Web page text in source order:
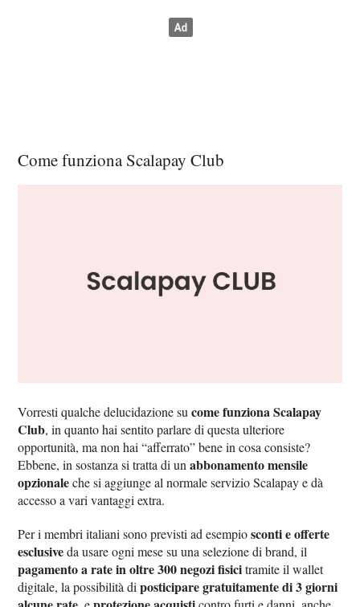
Come funziona Scalapay Club
Vorresti qualche delucidazione sucome funziona Scalapay
Club, in quanto hai sentito parlare di questa ulteriore
opportunità, ma non hai “afferrato” bene in cosa consiste?
Ebbene, in sostanza si tratta di unabbonamento mensile
opzionaleche si aggiunge al normale servizio Scalapay e dà
accesso a vari vantaggi extra.
Per i membri italiani sono previsti ad esempiosconti e offerte
esclusiveda usare ogni mese su una selezione di brand, il
pagamento a rate in oltre 300 negozi fisicitramite il wallet
digitale, la possibilità diposticipare gratuitamente di 3 giorni